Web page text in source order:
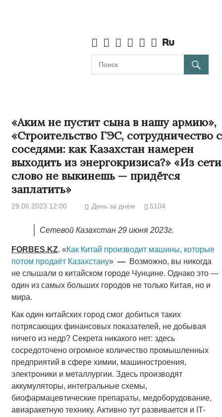
«Аким не пустит сына в нашу армию»,
«Строительство ГЭС, сотрудничество с
соседями: как Казахстан намерен
выходить из энергокризиса?» «Из сети
слово не выкинешь — придётся
заплатить»
29.06.2023 12:00 День за днем 5104
Сетевой Казахстан 29 июня 2023г.
FORBES.KZ. «Как Китай производит машины, которые
потом продаёт Казахстану»— Возможно, вы никогда
не слышали о китайском городе Чунцине. Однако это —
один из самых больших городов не только Китая, но и
мира.
Как один китайских город смог добиться таких
потрясающих финансовых показателей, не добывая
ничего из недр? Секрета никакого нет: здесь
сосредоточено огромное количество промышленных
предприятий в сфере химии, машиностроения,
электроники и металлургии. Здесь производят
аккумуляторы, интегральные схемы,
биофармацевтические препараты, медоборудование,
авиаракетную технику. Активно тут развивается и IT-